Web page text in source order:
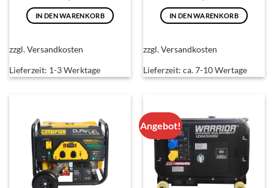
IN DEN WARENKORB
zzgl.Versandkosten
Lieferzeit: 1-3 Werktage
IN DEN WARENKORB
zzgl.Versandkosten
Lieferzeit: ca. 7-10 Wertage
Angebot!